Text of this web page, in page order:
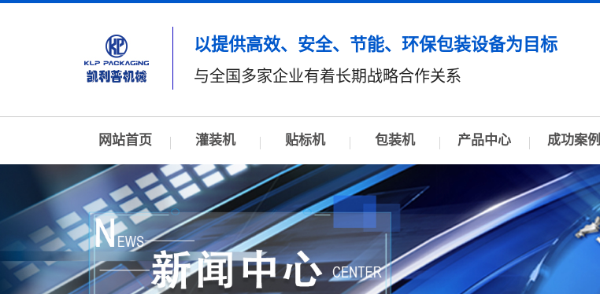
以提供高效、安全、节能、环保包装设备为目标
与全国多家企业有着长期战略合作关系
网站首页 灌装机 贴标机 包装机 产品中心 成功案例